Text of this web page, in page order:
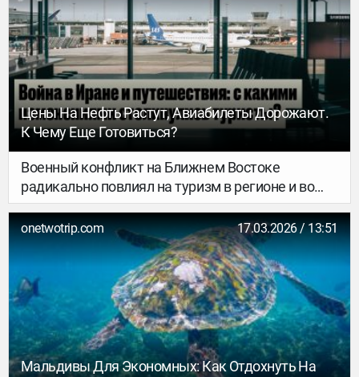
почувствовать себя где-то между страницами
«Преступления и наказания», всегда хочется. В
этот раз мое путешествие было совсем
необычным, потому что оказалась я в особняке
Андрея Шувалова.
Цены На Нефть Растут, Авиабилеты Дорожают.
К Чему Еще Готовиться?
Военный конфликт на Ближнем Востоке
радикально повлиял на туризм в регионе и во
всем мире: авиакомпании отменяют рейсы и
корректируют условия программ лояльности,
цены на билеты растут, перевозчики добавляют
больше перелетов в альтернативные
направления. Рассказываем, что изменилось
тревел-сфере.
onetwotrip.com 17.03.2026 / 13:51
Мальдивы Для Экономных: Как Отдохнуть На